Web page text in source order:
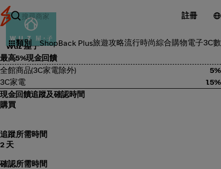
註冊
類別 ShopBack Plus旅遊攻略流行時尚綜合購物電子3C
品味風格
Wuz 屋子
最高5%現金回饋
全館商品(3C家電除外)
5%
3C家電
1.5%
現金回饋追蹤及確認時間
購買
追蹤所需時間
2 天
確認所需時間